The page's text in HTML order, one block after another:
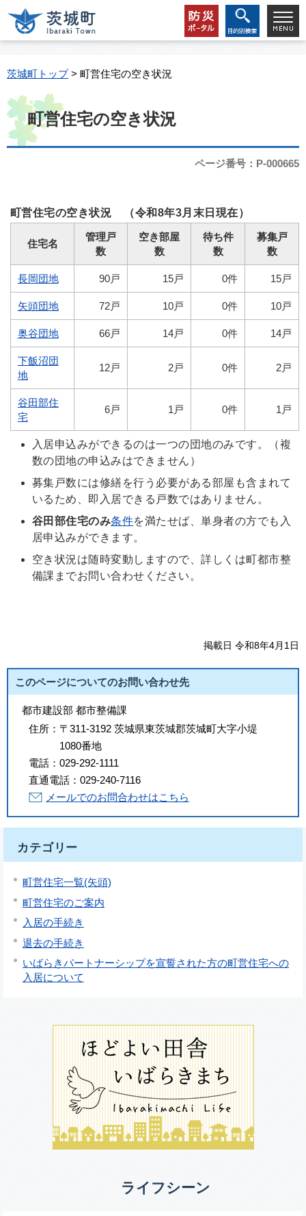
茨城町トップ> 町営住宅の空き状況
町営住宅の空き状況
ページ番号：P-000665
町営住宅の空き状況 （令和8年3月末日現在）
住宅名
管理戸
数
空き部屋
数
待ち件
数
募集戸
数
長岡団地 90戸 15戸 0件 15戸
矢頭団地 72戸 10戸 0件 10戸
奥谷団地 66戸 14戸 0件 14戸
下飯沼団
地
12戸 2戸 0件 2戸
谷田部住
宅
6戸 1戸 0件 1戸
入居申込みができるのは一つの団地のみです。（複
数の団地の申込みはできません）
募集戸数には修繕を行う必要がある部屋も含まれて
いるため、即入居できる戸数ではありません。
谷田部住宅のみ条件を満たせば、単身者の方でも入
居申込みができます。
空き状況は随時変動しますので、詳しくは町都市整
備課までお問い合わせください。
掲載日 令和8年4月1日
このページについてのお問い合わせ先
都市建設部 都市整備課
住所： 〒311-3192 茨城県東茨城郡茨城町大字小堤
1080番地
電話： 029-292-1111
直通電話： 029-240-7116
メールでのお問合わせはこちら
カテゴリー
町営住宅一覧(矢頭)
町営住宅のご案内
入居の手続き
退去の手続き
いばらきパートナーシップを宣誓された方の町営住宅への
入居について
ライフシーン